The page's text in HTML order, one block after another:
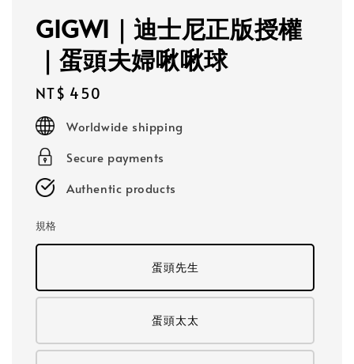
GIGWI｜迪士尼正版授權
｜蛋頭夫婦啾啾球
Regular
price
NT$ 450
Worldwide shipping
Secure payments
Authentic products
規格
蛋頭先生
蛋頭太太